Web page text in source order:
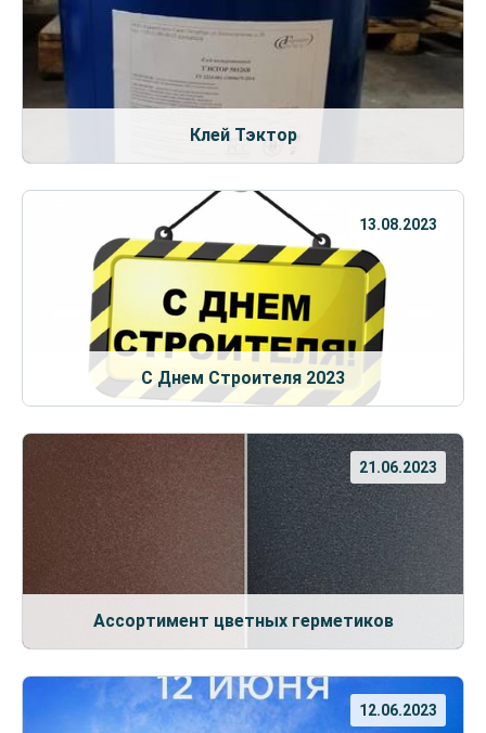
Клей Тэктор
13.08.2023
С Днем Строителя 2023
21.06.2023
Ассортимент цветных герметиков
12.06.2023